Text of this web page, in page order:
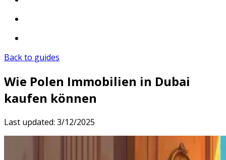
Back to guides
Wie Polen Immobilien in Dubai
kaufen können
Last updated: 3/12/2025